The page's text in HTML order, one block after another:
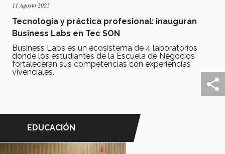
11 Agosto 2025
Tecnología y práctica profesional: inauguran
Business Labs en Tec SON
Business Labs es un ecosistema de 4 laboratorios
donde los estudiantes de la Escuela de Negocios
fortalecerán sus competencias con experiencias
vivenciales.
EDUCACIÓN